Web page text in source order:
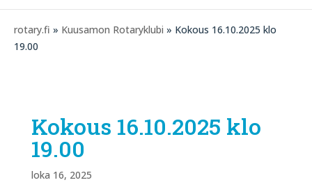
rotary.fi » Kuusamon Rotaryklubi » Kokous 16.10.2025 klo
19.00
Kokous 16.10.2025 klo
19.00
loka 16, 2025